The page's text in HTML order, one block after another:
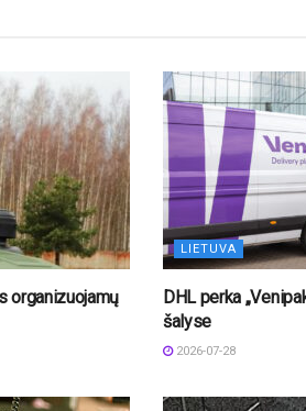
organizuojamų
LIETUVA
DHL perka
šalyse
2026-07-28